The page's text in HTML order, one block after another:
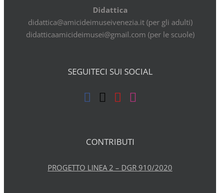
Didattica
didattica@amicideimuseivenezia.it (per gli adulti)
didatticaamicideimusei@gmail.com (per le scuole)
SEGUITECI SUI SOCIAL
CONTRIBUTI
PROGETTO LINEA 2 – DGR 910/2020